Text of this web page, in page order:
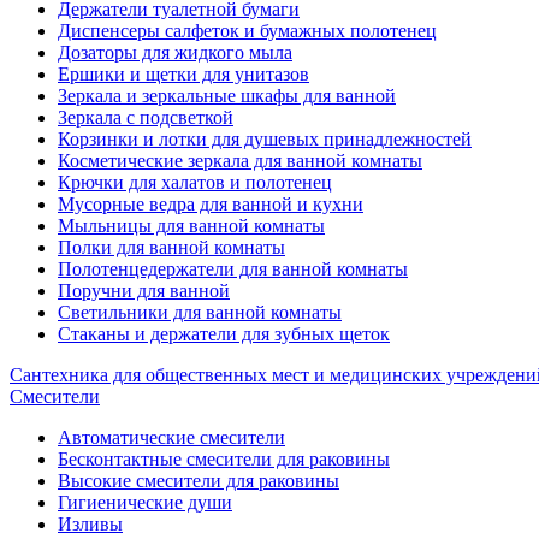
Держатели туалетной бумаги
Диспенсеры салфеток и бумажных полотенец
Дозаторы для жидкого мыла
Ершики и щетки для унитазов
Зеркала и зеркальные шкафы для ванной
Зеркала с подсветкой
Корзинки и лотки для душевых принадлежностей
Косметические зеркала для ванной комнаты
Крючки для халатов и полотенец
Мусорные ведра для ванной и кухни
Мыльницы для ванной комнаты
Полки для ванной комнаты
Полотенцедержатели для ванной комнаты
Поручни для ванной
Светильники для ванной комнаты
Стаканы и держатели для зубных щеток
Сантехника для общественных мест и медицинских
Смесители
Автоматические смесители
Бесконтактные смесители для раковины
Высокие смесители для раковины
Гигиенические души
Изливы